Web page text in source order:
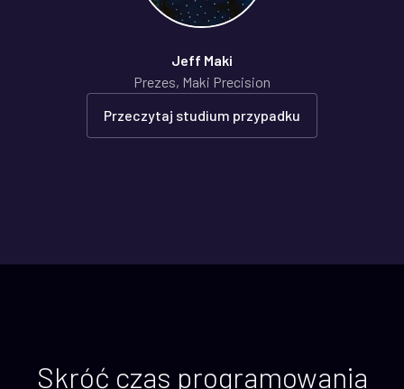
Jeff Maki
Prezes, Maki Precision
Przeczytaj studium przypadku
Skróć czas programowania